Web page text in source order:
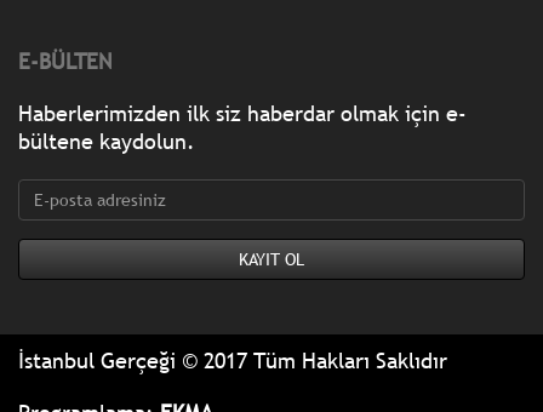
E-BÜLTEN
Haberlerimizden ilk siz haberdar olmak için e-
bültene kaydolun.
İstanbul Gerçeği © 2017 Tüm Hakları Saklıdır